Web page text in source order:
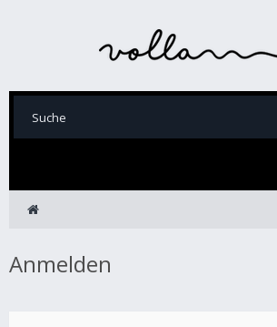
Anmelden